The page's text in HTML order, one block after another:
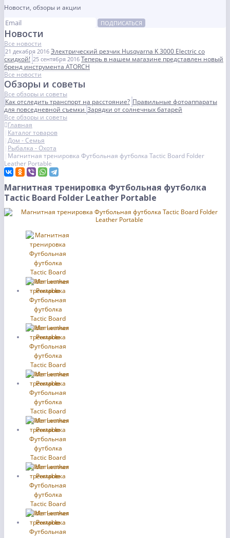
Новости, обзоры и акции
ПОДПИСАТЬСЯ
Новости
Все новости
21 декабря 2016 Электрический резчик Husqvarna K 3000 Electric со
скидкой! 25 сентября 2016 Теперь в нашем магазине представлен новый
бренд инструмента ATORCH
Все новости
Обзоры и советы
Все обзоры и советы
Как отследить транспорт на расстояние? Правильные фотоаппараты
для повседневной съемкиЗарядки от солнечных батарей
Все обзоры и советы
Главная
Каталог товаров
Дом - Семья
Рыбалка - Охота
Магнитная тренировка Футбольная футболка Tactic Board Folder
Leather Portable
Магнитная тренировка Футбольная футболка
Tactic Board Folder Leather Portable